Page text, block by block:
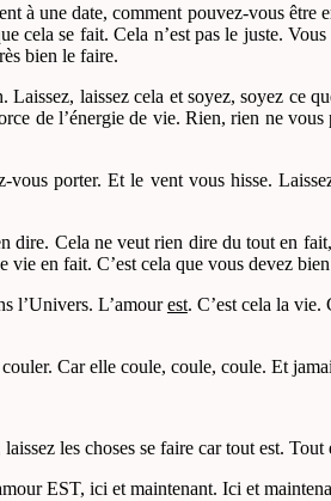
à une date, comment pouvez-vous être
se fait. Cela n’est pas le juste.
bien le faire.
laissez cela et soyez, soyez ce
de l’énergie de vie. Rien, rien ne
porter. Et le vent vous hisse.
Cela ne veut rien dire du tout en
vie en fait. C’est cela que vous devez
l’Univers. L’amourest. C’est cela la vie.
Car elle coule, coule, coule. Et
les choses se faire car tout est.
EST, ici et maintenant. Ici et